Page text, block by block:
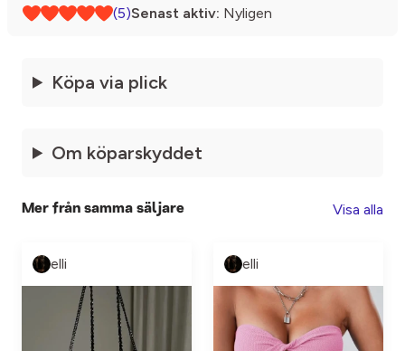
(5)Senast aktiv: Nyligen
Köpa via plick
Om köparskyddet
Mer från samma säljare Visa alla
elli elli